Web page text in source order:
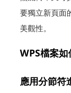
要獨立新頁面
美觀性。
WPS檔案
應用分節符